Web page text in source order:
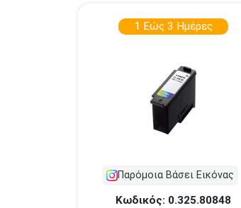
1 Εώς 3 Ημέρες
Παρόμοια Βάσει Εικόνας
Κωδικός: 0.325.80848